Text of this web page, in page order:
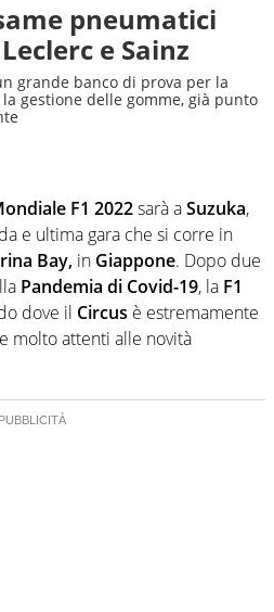
pneumatici
e Sainz
grande banco di prova per la
gestione delle gomme, già punto
F1 2022sarà aSuzuka,
e ultima gara che si corre in
Bay, in Giappone. Dopo due
Pandemia di Covid-19, la F1
dove il Circus è estremamente
molto attenti alle novità